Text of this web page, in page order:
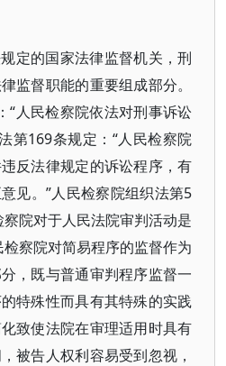
定的国家法律监督机关，刑
监督职能的重要组成部分。
“人民检察院依法对刑事诉讼
第169条规定：“人民检察院
反法律规定的诉讼程序，有
见。”人民检察院组织法第5
院对于人民法院审判活动是
察院对简易程序的监督作为
，既与普通审判程序监督一
特殊性而具有其特殊的实践
致使法院在审理适用时具有
被告人权利容易受到忽视，